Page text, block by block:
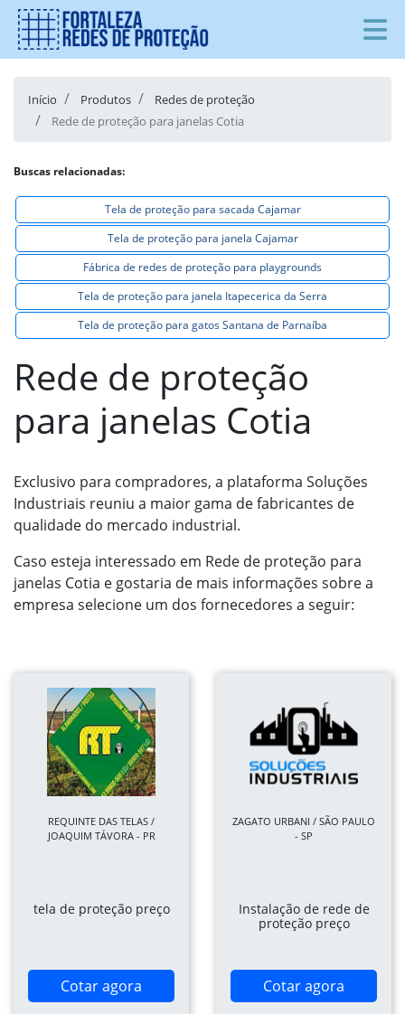
Início Produtos
Redes de proteção
Rede de proteção para janelas Cotia
Buscas relacionadas:
Tela de proteção para sacada Cajamar
Tela de proteção para janela Cajamar
Fábrica de redes de proteção para playgrounds
Tela de proteção para janela Itapecerica da Serra
Tela de proteção para gatos Santana de Parnaíba
Rede de proteção
para janelas Cotia
Exclusivo para compradores, a plataforma Soluções
Industriais reuniu a maior gama de fabricantes de
qualidade do mercado industrial.
Caso esteja interessado em Rede de proteção para
janelas Cotia e gostaria de mais informações sobre a
empresa selecione um dos fornecedores a seguir:
REQUINTE DAS TELAS /
JOAQUIM TÁVORA - PR
tela de proteção preço
Cotar agora
ZAGATO URBANI / SÃO PAULO
- SP
Instalação de rede de
proteção preço
Cotar agora